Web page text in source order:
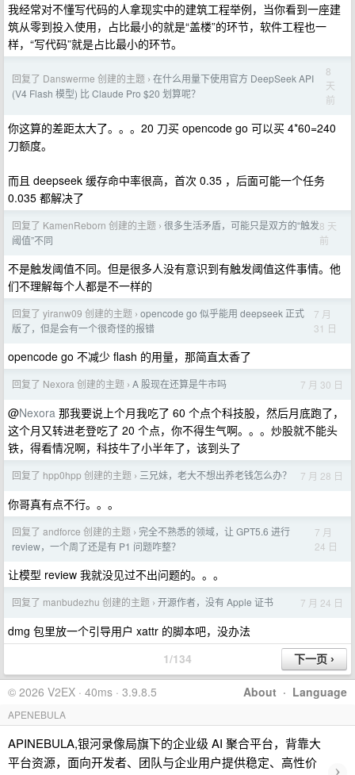
我经常对不懂写代码的人拿现实中的建筑工程举例，当你看到一座建
筑从零到投入使用，占比最小的就是“盖楼”的环节，软件工程也一
样，“写代码”就是占比最小的环节。
回复了 Danswerme 创建的主题 › 在什么用量下使用官方 DeepSeek API
(V4 Flash 模型) 比 Claude Pro $20 划算呢？
8
天
前
你这算的差距太大了。。。20 刀买 opencode go 可以买 4*60=240
刀额度。
而且 deepseek 缓存命中率很高，首次 0.35 ，后面可能一个任务
0.035 都解决了
回复了 KamenReborn 创建的主题 › 很多生活矛盾，可能只是双方的“触发
阈值”不同
8 天
前
不是触发阈值不同。但是很多人没有意识到有触发阈值这件事情。他
们不理解每个人都是不一样的
回复了 yiranw09 创建的主题 › opencode go 似乎能用 deepseek 正式
版了，但是会有一个很奇怪的报错
7 月
31 日
opencode go 不减少 flash 的用量，那简直太香了
回复了 Nexora 创建的主题 › A 股现在还算是牛市吗 7 月 30 日
@Nexora 那我要说上个月我吃了 60 个点个科技股，然后月底跑了，
这个月又转进老登吃了 20 个点，你不得生气啊。。。炒股就不能头
铁，得看情况啊，科技牛了小半年了，该到头了
回复了 hpp0hpp 创建的主题 › 三兄妹，老大不想出养老钱怎么办？ 7 月 28 日
你哥真有点不行。。。
回复了 andforce 创建的主题 › 完全不熟悉的领域，让 GPT5.6 进行
review，一个周了还是有 P1 问题咋整？
7 月
24 日
让模型 review 我就没见过不出问题的。。。
回复了 manbudezhu 创建的主题 › 开源作者，没有 Apple 证书 7 月 24 日
dmg 包里放一个引导用户 xattr 的脚本吧，没办法
1/134
About · Language
© 2026 V2EX · 40ms · 3.9.8.5
APENEBULA
APINEBULA,银河录像局旗下的企业级 AI 聚合平台，背靠大
平台资源，面向开发者、团队与企业用户提供稳定、高性价
›